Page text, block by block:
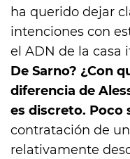
ha querido dejar
intenciones con
el ADN de la casa
De Sarno? ¿Con
diferencia de
es discreto. Poco
contratación de
relativamente